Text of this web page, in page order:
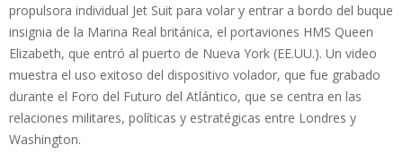
propulsora individual Jet Suit para volar y entrar a bordo del buque
insignia de la Marina Real británica, el portaviones HMS Queen
Elizabeth, que entró al puerto de Nueva York (EE.UU.). Un video
muestra el uso exitoso del dispositivo volador, que fue grabado
durante el Foro del Futuro del Atlántico, que se centra en las
relaciones militares, políticas y estratégicas entre Londres y
Washington.